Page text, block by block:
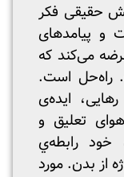
حقیقی فکر
و پیامدهای
می‌کند که
راه‌حل است.
ایده‌ی
تعلیق و
رابطه‌ي
از بدن. مورد